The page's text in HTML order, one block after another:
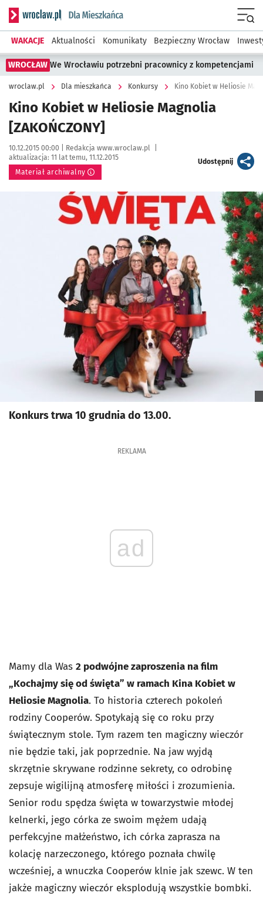
Serwis informacyjny wroclaw.pl podserwis: Dla mieszkańca
WAKACJE Aktualności Komunikaty Bezpieczny Wrocław
WROCŁAW We Wrocławiu potrzebni pracownicy z kompetencjami
wroclaw.pl Dla mieszkańca Konkursy Kino Kobiet w Heliosie
Kino Kobiet w Heliosie Magnolia
[ZAKOŃCZONY]
Data publikacji:
10.12.2015 00:00 | Autor:
Redakcja www.wroclaw.pl
aktualizacja: 11 lat temu, 11.12.2015
Materiał archiwalny
Udostępnijartykuł
Kliknij, aby powiększyć
Konkurs trwa 10 grudnia do 13.00.
REKLAMA
ad
Mamy dla Was 2 podwójne zaproszenia na film
„Kochajmy się od święta” w ramach Kina Kobiet w
Heliosie Magnolia. To historia czterech pokoleń
rodziny Cooperów. Spotykają się co roku przy
świątecznym stole. Tym razem ten magiczny wieczór
nie będzie taki, jak poprzednie. Na jaw wyjdą
skrzętnie skrywane rodzinne sekrety, co odrobinę
zepsuje wigilijną atmosferę miłości i zrozumienia.
Senior rodu spędza święta w towarzystwie młodej
kelnerki, jego córka ze swoim mężem udają
perfekcyjne małżeństwo, ich córka zaprasza na
kolację narzeczonego, którego poznała chwilę
wcześniej, a wnuczka Cooperów klnie jak szewc. W ten
jakże magiczny wieczór eksplodują wszystkie bombki.